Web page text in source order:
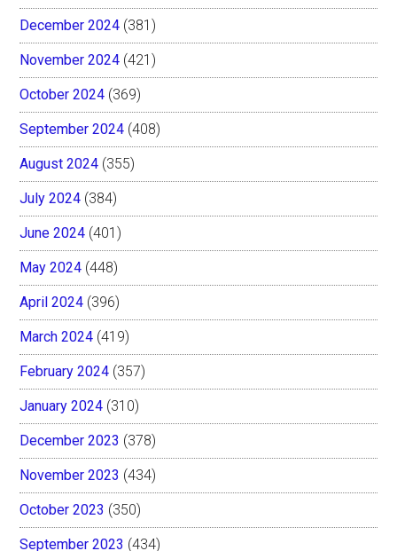
December 2024 (381)
November 2024 (421)
October 2024 (369)
September 2024 (408)
August 2024 (355)
July 2024 (384)
June 2024 (401)
May 2024 (448)
April 2024 (396)
March 2024 (419)
February 2024 (357)
January 2024 (310)
December 2023 (378)
November 2023 (434)
October 2023 (350)
September 2023 (434)